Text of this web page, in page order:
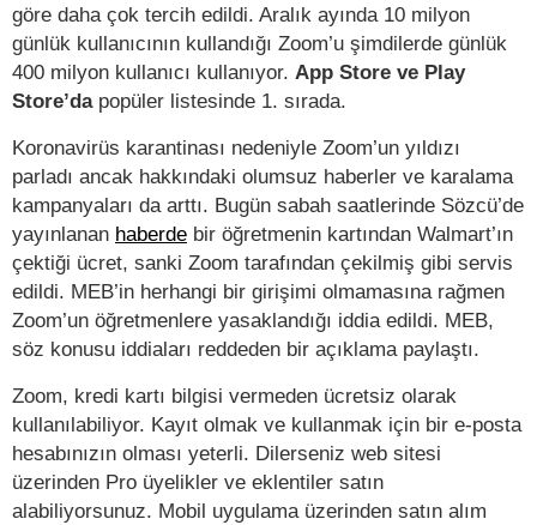
göre daha çok tercih edildi. Aralık ayında 10 milyon
günlük kullanıcının kullandığı Zoom’u şimdilerde günlük
400 milyon kullanıcı kullanıyor. App Store ve Play
Store’dapopüler listesinde 1. sırada.
Koronavirüs karantinası nedeniyle Zoom’un yıldızı
parladı ancak hakkındaki olumsuz haberler ve karalama
kampanyaları da arttı. Bugün sabah saatlerinde Sözcü’de
yayınlanan haberde bir öğretmenin kartından Walmart’ın
çektiği ücret, sanki Zoom tarafından çekilmiş gibi servis
edildi. MEB’in herhangi bir girişimi olmamasına rağmen
Zoom’un öğretmenlere yasaklandığı iddia edildi. MEB,
söz konusu iddiaları reddeden bir açıklama paylaştı.
Zoom, kredi kartı bilgisi vermeden ücretsiz olarak
kullanılabiliyor. Kayıt olmak ve kullanmak için bir e-posta
hesabınızın olması yeterli. Dilerseniz web sitesi
üzerinden Pro üyelikler ve eklentiler satın
alabiliyorsunuz. Mobil uygulama üzerinden satın alım